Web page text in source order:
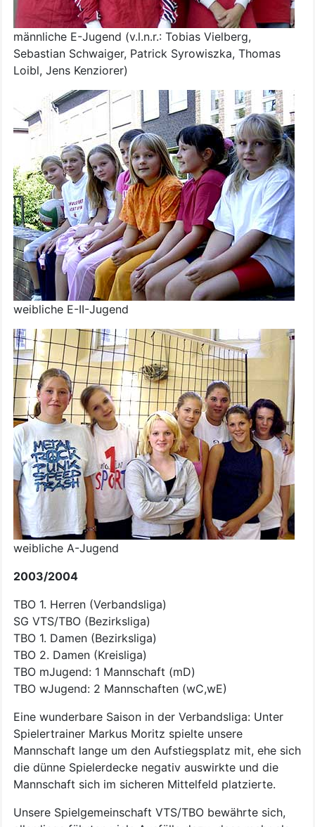
männliche E-Jugend (v.l.n.r.: Tobias Vielberg,
Sebastian Schwaiger, Patrick Syrowiszka, Thomas
Loibl, Jens Kenziorer)
weibliche E-II-Jugend
weibliche A-Jugend
2003/2004
TBO 1. Herren (Verbandsliga)
SG VTS/TBO (Bezirksliga)
TBO 1. Damen (Bezirksliga)
TBO 2. Damen (Kreisliga)
TBO mJugend: 1 Mannschaft (mD)
TBO wJugend: 2 Mannschaften (wC,wE)
Eine wunderbare Saison in der Verbandsliga: Unter
Spielertrainer Markus Moritz spielte unsere
Mannschaft lange um den Aufstiegsplatz mit, ehe sich
die dünne Spielerdecke negativ auswirkte und die
Mannschaft sich im sicheren Mittelfeld platzierte.
Unsere Spielgemeinschaft VTS/TBO bewährte sich,